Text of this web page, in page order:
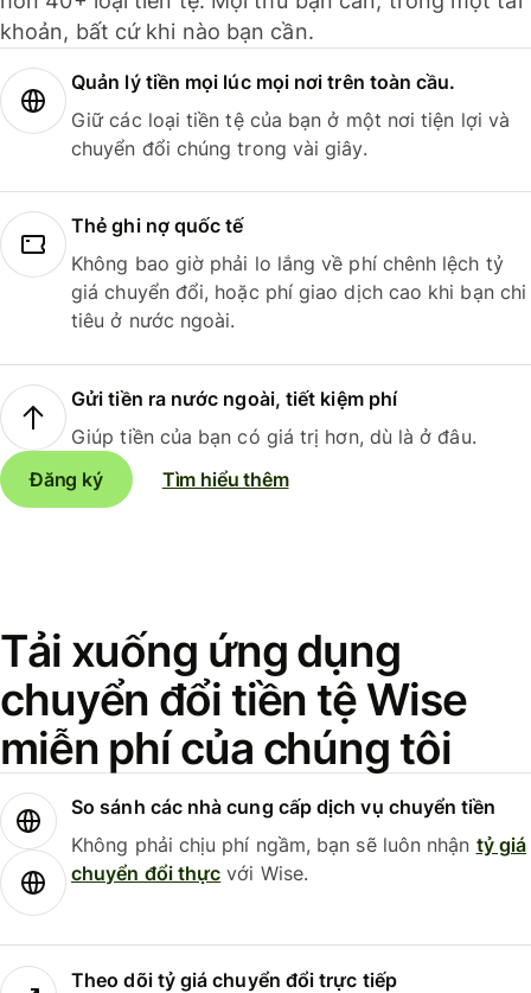
khoản, bất cứ khi nào bạn cần.
Quản lý tiền mọi lúc mọi nơi trên toàn cầu.
Giữ các loại tiền tệ của bạn ở một nơi tiện lợi và
chuyển đổi chúng trong vài giây.
Thẻ ghi nợ quốc tế
Không bao giờ phải lo lắng về phí chênh lệch tỷ
giá chuyển đổi, hoặc phí giao dịch cao khi bạn chi
tiêu ở nước ngoài.
Gửi tiền ra nước ngoài, tiết kiệm phí
Giúp tiền của bạn có giá trị hơn, dù là ở đâu.
Đăng ký
Tìm hiểu thêm
Tải xuống ứng dụng
chuyển đổi tiền tệ Wise
miễn phí của chúng tôi
So sánh các nhà cung cấp dịch vụ chuyển tiền
Không phải chịu phí ngầm, bạn sẽ luôn nhận tỷ giá
chuyển đổi thực với Wise.
Theo dõi tỷ giá chuyển đổi trực tiếp